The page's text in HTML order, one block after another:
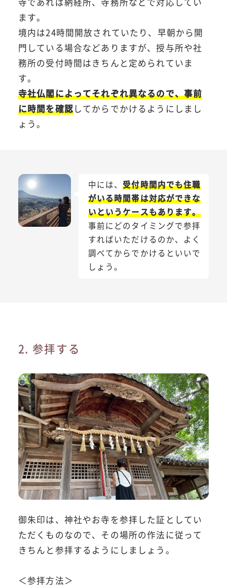
ます。
境内は24時間開放されていたり、早朝から開
門している場合などありますが、授与所や社
務所の受付時間はきちんと定められていま
す。
寺社仏閣によってそれぞれ異なるので、事前
に時間を確認してからでかけるようにしまし
ょう。
中には、受付時間内でも住職
がいる時間帯は対応ができな
いというケースもあります。
事前にどのタイミングで参拝
すればいただけるのか、よく
調べてからでかけるといいで
しょう。
2. 参拝する
御朱印は、神社やお寺を参拝した証としてい
ただくものなので、その場所の作法に従って
きちんと参拝するようにしましょう。
＜参拝方法＞